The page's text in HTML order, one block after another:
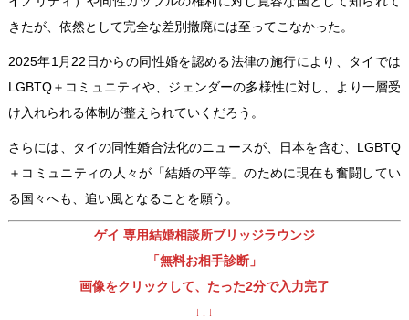
きたが、依然として完全な差別撤廃には至ってこなかった。
2025年1月22日からの同性婚を認める法律の施行により、タイでは
LGBTQ＋コミュニティや、ジェンダーの多様性に対し、より一層受
け入れられる体制が整えられていくだろう。
さらには、タイの同性婚合法化のニュースが、日本を含む、LGBTQ
＋コミュニティの人々が「結婚の平等」のために現在も奮闘してい
る国々へも、追い風となることを願う。
ゲイ 専用結婚相談所ブリッジラウンジ
「無料お相手診断」
画像をクリックして、たった2分で入力完了
↓↓↓